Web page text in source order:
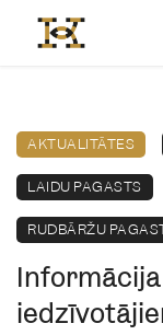
AKTUALITĀTES
LAIDU PAGASTS
RUDBĀRŽU